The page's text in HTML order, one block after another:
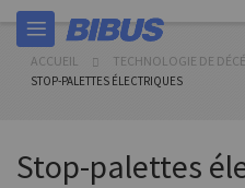
Allez
au
contenu
ACCUEIL TECHNOLOGIE DE
STOP-PALETTES ÉLECTRIQUES
Stop-palettes